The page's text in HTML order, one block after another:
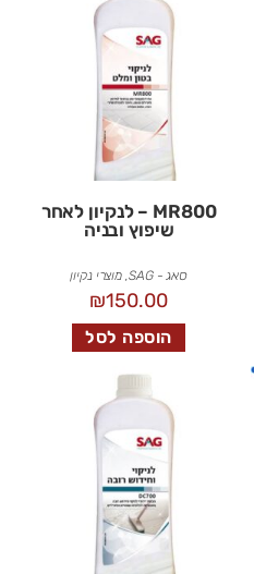
MR800 – לנקיון לאחר
שיפוץ ובניה
סאג - SAG , מוצרי נקיון
₪150.00
הוספה לסל